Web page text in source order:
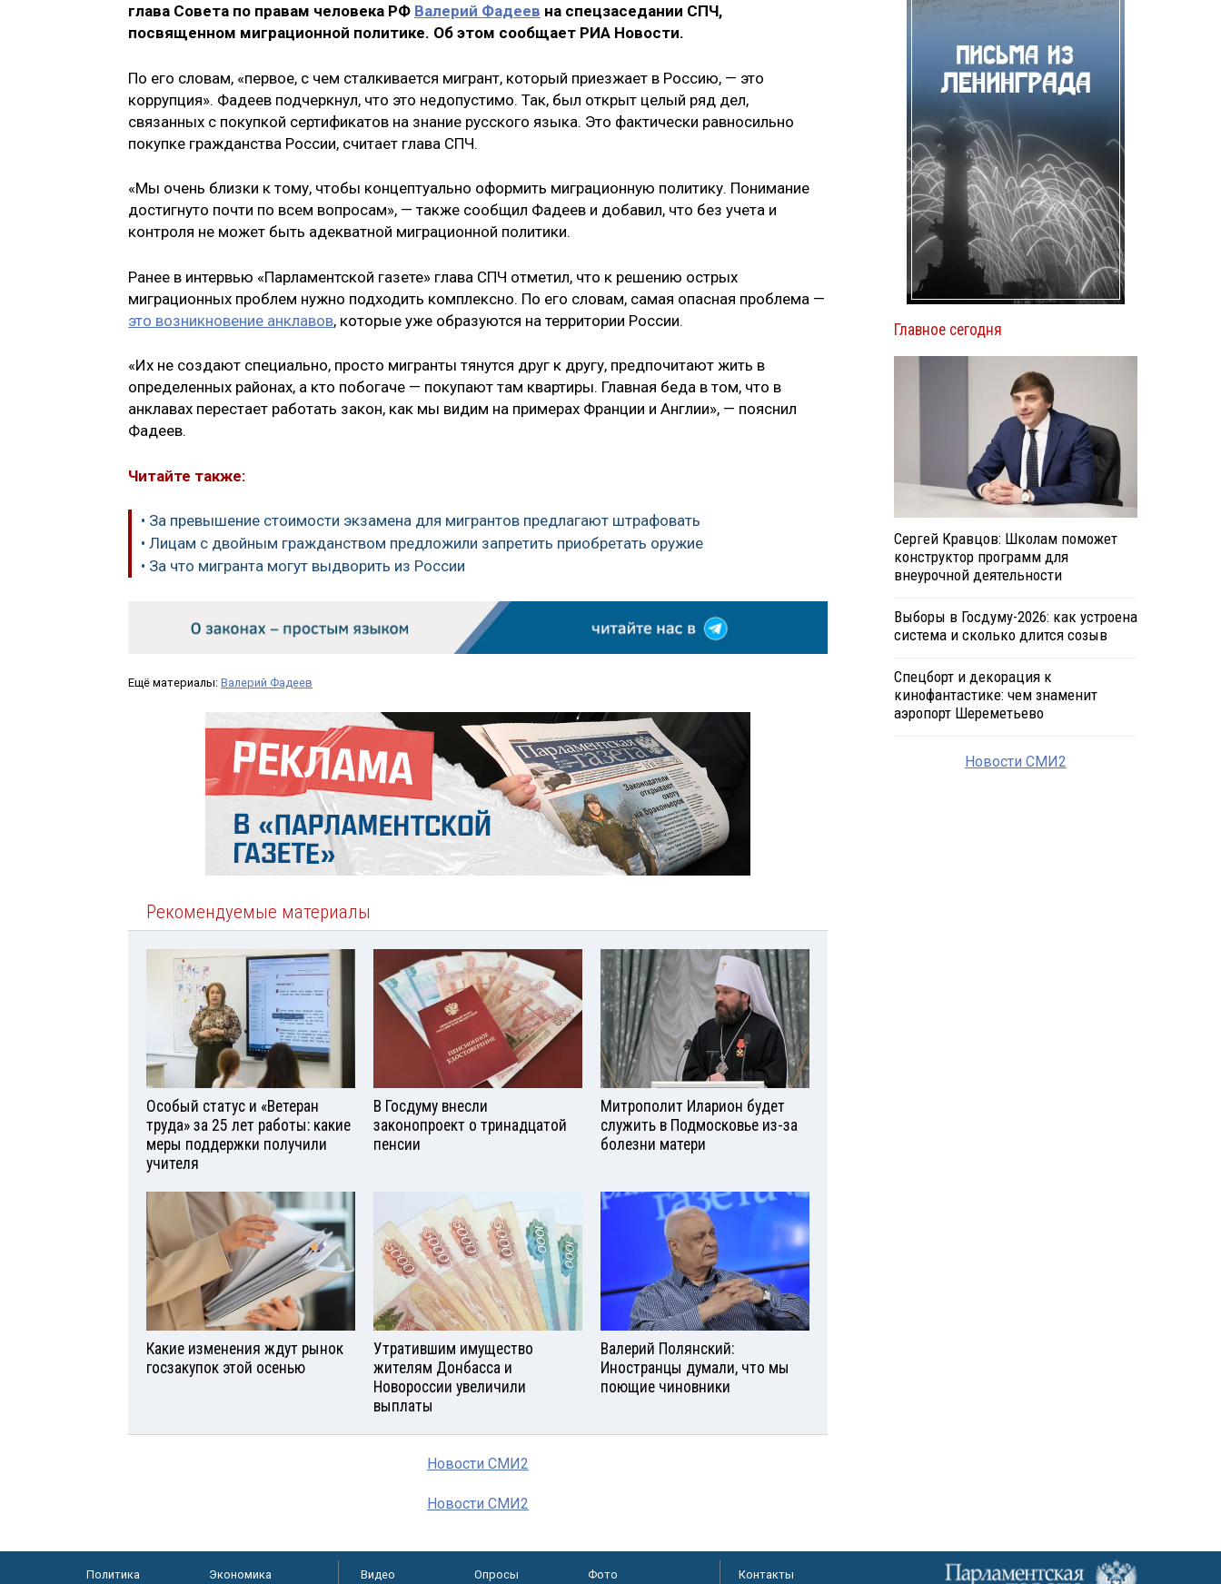
глава Совета по правам человека РФ Валерий Фадеев на спецзаседании СПЧ,
посвященном миграционной политике. Об этом сообщает РИА Новости.
По его словам, «первое, с чем сталкивается мигрант, который приезжает в Россию, — это
коррупция». Фадеев подчеркнул, что это недопустимо. Так, был открыт целый ряд дел,
связанных с покупкой сертификатов на знание русского языка. Это фактически равносильно
покупке гражданства России, считает глава СПЧ.
«Мы очень близки к тому, чтобы концептуально оформить миграционную политику. Понимание
достигнуто почти по всем вопросам», — также сообщил Фадеев и добавил, что без учета и
контроля не может быть адекватной миграционной политики.
Ранее в интервью «Парламентской газете» глава СПЧ отметил, что к решению острых
миграционных проблем нужно подходить комплексно. По его словам, самая опасная проблема —
это возникновение анклавов, которые уже образуются на территории России.
«Их не создают специально, просто мигранты тянутся друг к другу, предпочитают жить в
определенных районах, а кто побогаче — покупают там квартиры. Главная беда в том, что в
анклавах перестает работать закон, как мы видим на примерах Франции и Англии», — пояснил
Фадеев.
Читайте также:
• За превышение стоимости экзамена для мигрантов предлагают штрафовать
• Лицам с двойным гражданством предложили запретить приобретать оружие
• За что мигранта могут выдворить из России
Ещё материалы: Валерий Фадеев
Рекомендуемые материалы
Особый статус и «Ветеран
труда» за 25 лет работы: какие
меры поддержки получили
учителя
В Госдуму внесли
законопроект о тринадцатой
пенсии
Митрополит Иларион будет
служить в Подмосковье из-за
болезни матери
Какие изменения ждут рынок
госзакупок этой осенью
Утратившим имущество
жителям Донбасса и
Новороссии увеличили
выплаты
Валерий Полянский:
Иностранцы думали, что мы
поющие чиновники
Новости СМИ2
Новости СМИ2
Главное сегодня
Сергей Кравцов: Школам поможет
конструктор программ для
внеурочной деятельности
Выборы в Госдуму-2026: как устроена
система и сколько длится созыв
Спецборт и декорация к
кинофантастике: чем знаменит
аэропорт Шереметьево
Новости СМИ2
Политика Экономика Видео Опросы Фото Контакты